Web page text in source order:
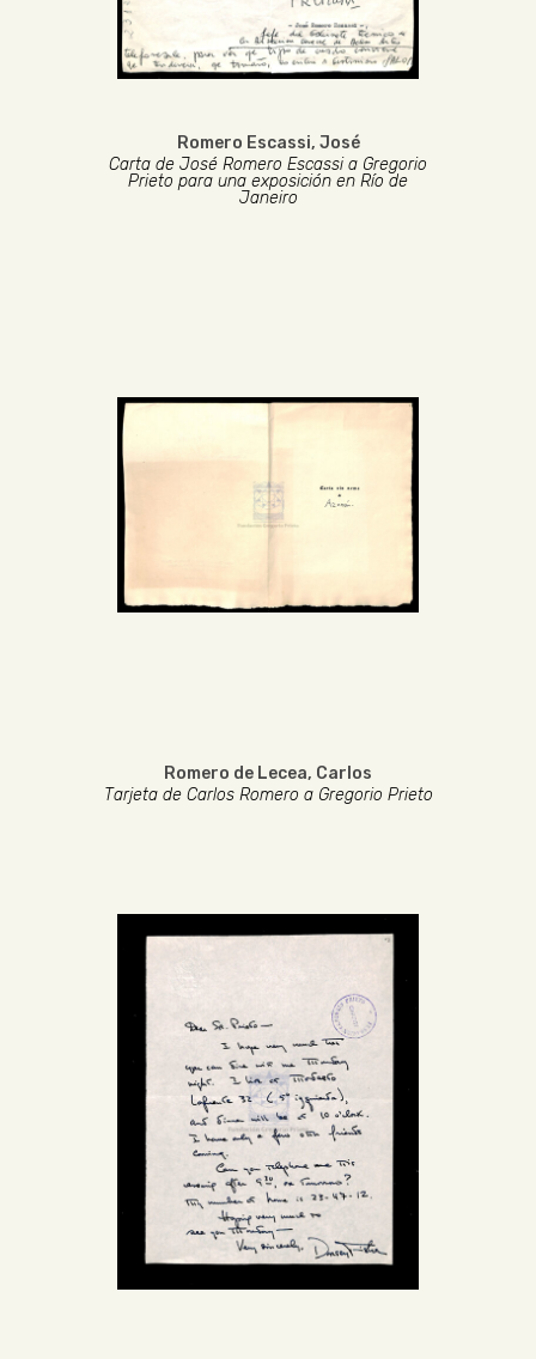
Romero Escassi, José
Carta de José Romero Escassi a Gregorio
Prieto para una exposición en Río de
Janeiro
Romero de Lecea, Carlos
Tarjeta de Carlos Romero a Gregorio Prieto